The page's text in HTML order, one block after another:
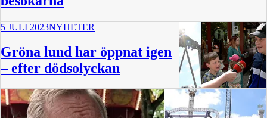
5 JULI 2023NYHETER
Gröna lund har öppnat igen
– efter dödsolyckan
6 min